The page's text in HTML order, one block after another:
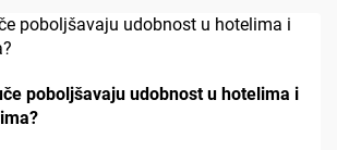
poboljšavaju udobnost u hotelima i